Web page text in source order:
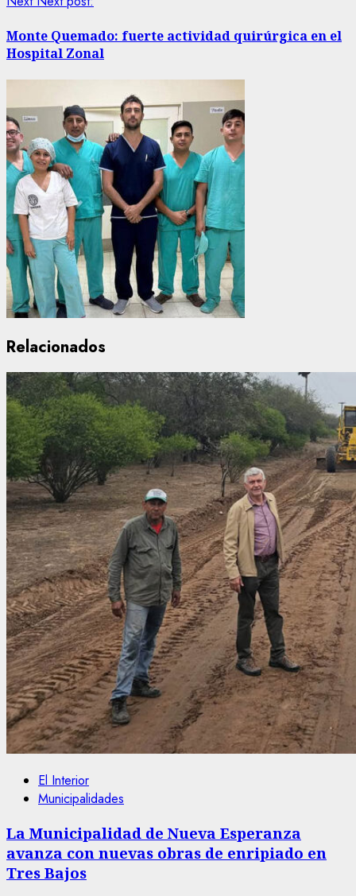
Monte Quemado: fuerte actividad quirúrgica en el
Hospital Zonal
Relacionados
El Interior
Municipalidades
La Municipalidad de Nueva Esperanza
avanza con nuevas obras de enripiado en
Tres Bajos